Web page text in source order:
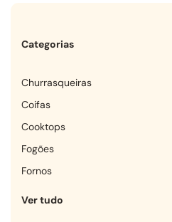
Categorias
churrasqueiras
coifas
cooktops
fogões
fornos
Ver tudo